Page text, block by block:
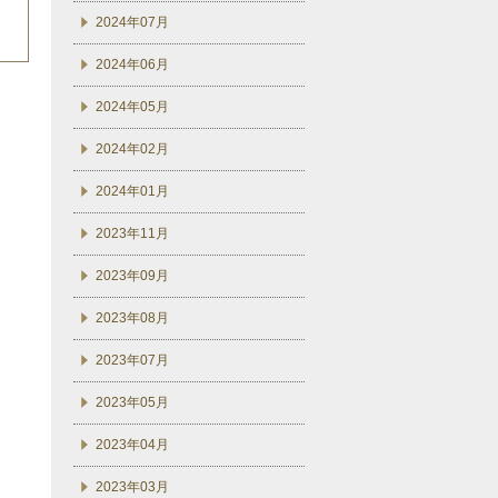
2024年07月
2024年06月
2024年05月
2024年02月
2024年01月
2023年11月
2023年09月
2023年08月
2023年07月
2023年05月
2023年04月
2023年03月